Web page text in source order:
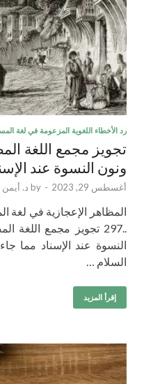
رد الأخطاء اللغوية المزعومة في لغة
تجويز مجمع اللغة
ونون النسوة عند
أغسطس 29, 2023 -
by د.
المظاهر الإعجازية في لغة
..297 تجويز مجمع
النسوة عند الإسناد مما
السلام …
إقرأ المزيد